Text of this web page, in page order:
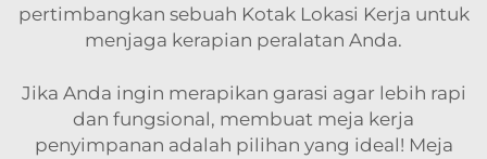
pertimbangkan sebuah Kotak Lokasi Kerja untuk
menjaga kerapian peralatan Anda.
Jika Anda ingin merapikan garasi agar lebih rapi
dan fungsional, membuat meja kerja
penyimpanan adalah pilihan yang ideal! Meja